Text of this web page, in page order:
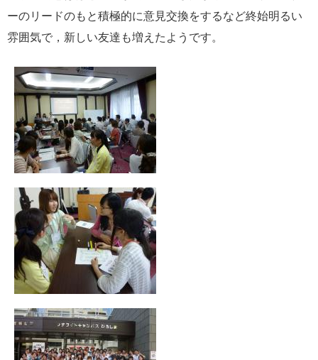
ーのリードのもと積極的に意見交換をするなど終始明るい
雰囲気で，新しい友達も増えたようです。